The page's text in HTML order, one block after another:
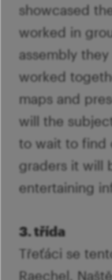
showcased
worked in
assembly
worked
maps and
will the
to wait to find
graders it will
entertaining
3. třída
Třeťáci se
Raechel.